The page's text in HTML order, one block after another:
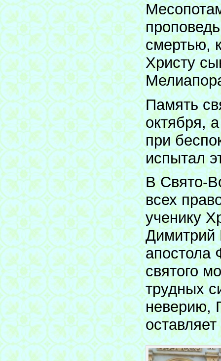
смертью,
Христу
Память
октября,
при
испытал
В Свято-
всех
ученику
Димитрий
апостола
святого
трудных
неверию,